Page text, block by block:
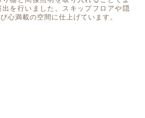
出を行いました。スキップフロアや隠
心満載の空間に仕上げています。